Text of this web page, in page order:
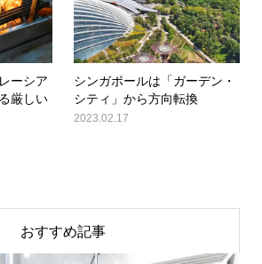
ーシア
厳しい
シンガポールは「ガーデン・
シティ」から方向転換
2023.02.17
おすすめ記事